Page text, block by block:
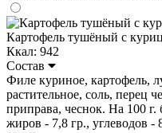
Картофель тушёный с
Ккал: 942
Состав
Филе куриное, картофель,
растительное, соль, перец
приправа, чеснок. На 100
жиров - 7,8 гр., углеводов -